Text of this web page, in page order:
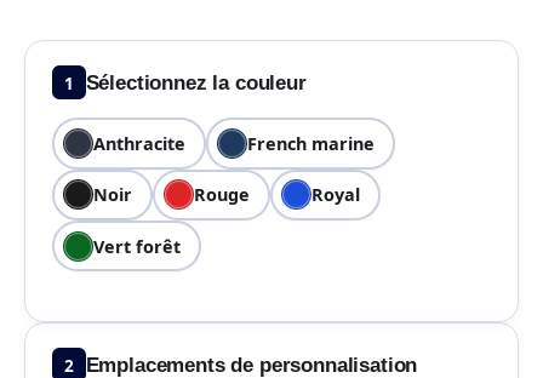
1 Sélectionnez la couleur
Anthracite French marine
Noir Rouge Royal
Vert forêt
2 Emplacements de personnalisation